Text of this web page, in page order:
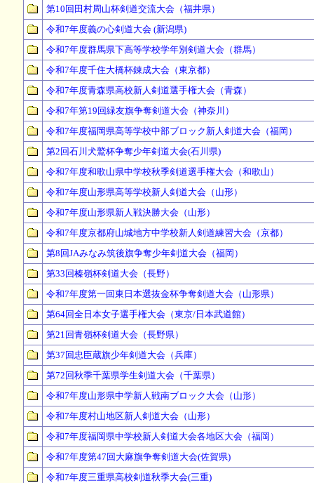
第10回田村周山杯剣道交流大会（福井県）
令和7年度義の心剣道大会 (新潟県)
令和7年度群馬県下高等学校学年別剣道大会（群馬）
令和7年度千住大橋杯錬成大会（東京都）
令和7年度青森県高校新人剣道選手権大会（青森）
令和7年第19回緑友旗争奪剣道大会（神奈川）
令和7年度福岡県高等学校中部ブロック新人剣道大会（福岡）
第2回石川犬鷲杯争奪少年剣道大会(石川県)
令和7年度和歌山県中学校秋季剣道選手権大会（和歌山）
令和7年度山形県高等学校新人剣道大会（山形）
令和7年度山形県新人戦決勝大会（山形）
令和7年度京都府山城地方中学校新人剣道練習大会（京都）
第8回JAみなみ筑後旗争奪少年剣道大会（福岡）
第33回榛嶺杯剣道大会（長野）
令和7年度第一回東日本選抜金杯争奪剣道大会（山形県）
第64回全日本女子選手権大会（東京/日本武道館）
第21回青嶺杯剣道大会（長野県）
第37回忠臣蔵旗少年剣道大会（兵庫）
第72回秋季千葉県学生剣道大会（千葉県）
令和7年度山形県中学新人戦南ブロック大会（山形）
令和7年度村山地区新人剣道大会（山形）
令和7年度福岡県中学校新人剣道大会各地区大会（福岡）
令和7年度第47回大麻旗争奪剣道大会(佐賀県)
令和7年度三重県高校剣道秋季大会(三重)